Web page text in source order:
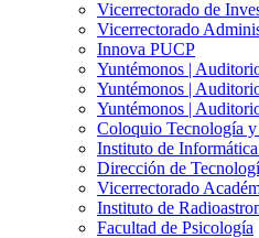
Vicerrectorado de
Vicerrectorado
Innova PUCP
Yuntémonos |
Yuntémonos |
Yuntémonos |
Coloquio Tecnología
Instituto de
Dirección de
Vicerrectorado
Instituto de
Facultad de Psicología